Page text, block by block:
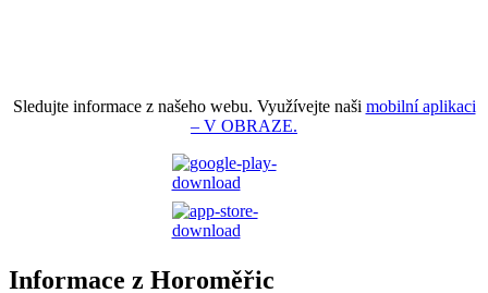
Sledujte informace z našeho webu. Využívejte naši mobilní aplikaci
– V OBRAZE.
Informace z Horoměřic